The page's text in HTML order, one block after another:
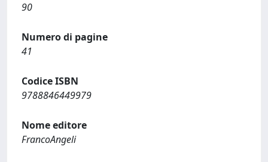
90
Numero di pagine
41
Codice ISBN
9788846449979
Nome editore
FrancoAngeli